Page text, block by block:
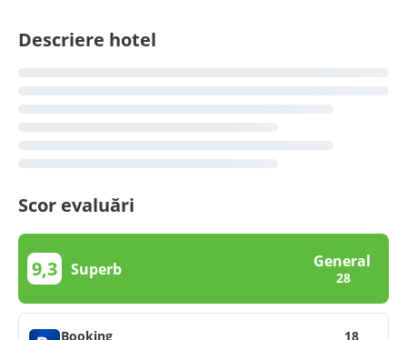
Descriere hotel
Scor evaluări
9,3 Superb General
28
Booking
18